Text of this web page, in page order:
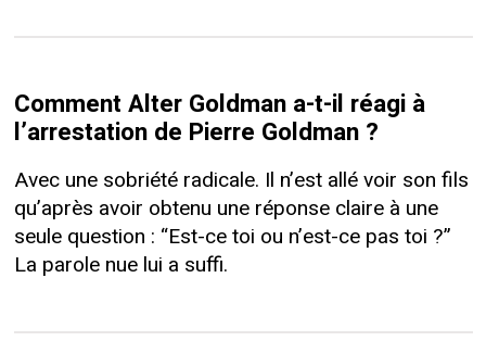
Comment Alter Goldman a-t-il réagi à
l’arrestation de Pierre Goldman ?
Avec une sobriété radicale. Il n’est allé voir son fils
qu’après avoir obtenu une réponse claire à une
seule question : “Est-ce toi ou n’est-ce pas toi ?”
La parole nue lui a suffi.